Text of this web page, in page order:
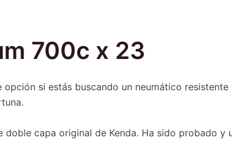
700c x 23
si estás buscando un neumático
capa original de Kenda. Ha sido probado